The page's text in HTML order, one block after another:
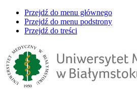
Przejdź do menu głównego
Przejdź do menu podstrony
Przejdź do treści